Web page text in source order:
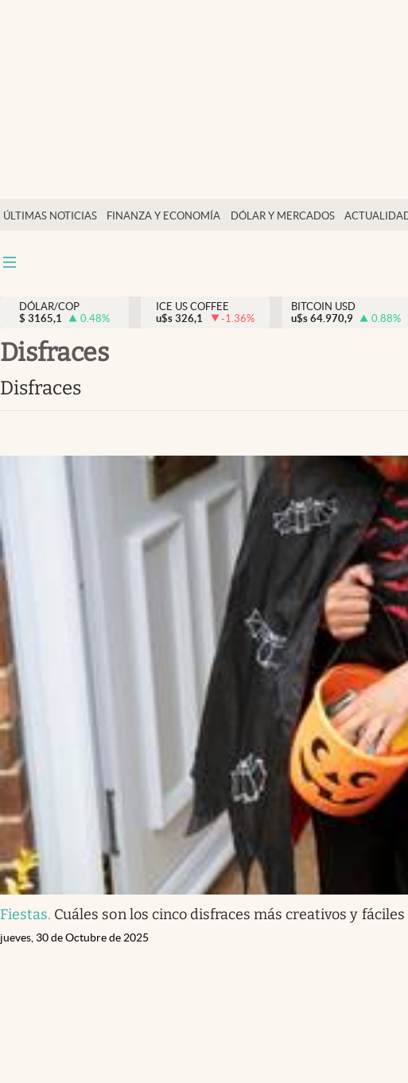
ÚLTIMAS NOTICIAS FINANZA Y ECONOMÍA DÓLAR Y MERCADOS
Dólar y mercados
DÓLAR/COP
$ 3165,1 0.48%
ICE US COFFEE
u$s 326,1 -1.36%
BITCOIN USD
u$s 64.970,9 0.88%
disfraces
disfraces
Fiestas. Cuáles son los cinco disfraces más creativos y
jueves, 30 de Octubre de 2025